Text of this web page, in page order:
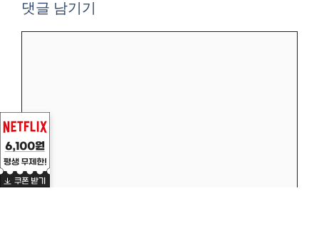
댓글 남기기